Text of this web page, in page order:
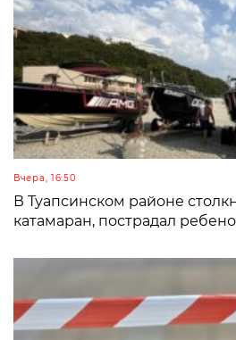
Вчера, 16:50
В Туапсинском районе
катамаран, пострадал